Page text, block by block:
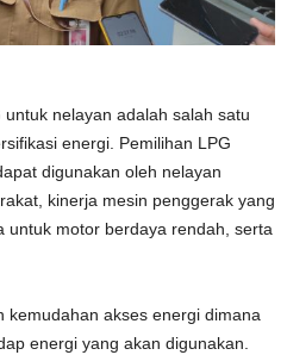
nelayan adalah salah satu
energi. Pemilihan LPG
digunakan oleh nelayan
kinerja mesin penggerak yang
untuk motor berdaya rendah, serta
kemudahan akses energi dimana
energi yang akan digunakan.